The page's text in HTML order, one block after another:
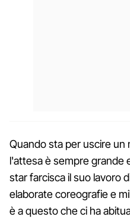
Quando sta per uscire un
l'attesa è sempre grande
star farcisca il suo lavoro
elaborate coreografie e
è a questo che ci ha